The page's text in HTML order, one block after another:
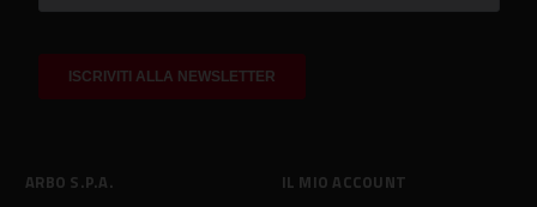
ARBO S.P.A. IL MIO ACCOUNT